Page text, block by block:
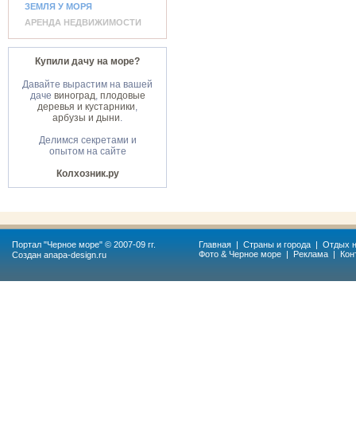
ЗЕМЛЯ У МОРЯ
АРЕНДА НЕДВИЖИМОСТИ
Купили дачу на море?
Давайте вырастим на вашей
даче виноград, плодовые
деревья и кустарники,
арбузы и дыни.
Делимся секретами и
опытом на сайте
Колхозник.ру
Портал "Черное море" © 2007-09 гг.
Создан anapa-design.ru
Главная | Страны и города | Отдых
Фото & Черное море | Реклама |